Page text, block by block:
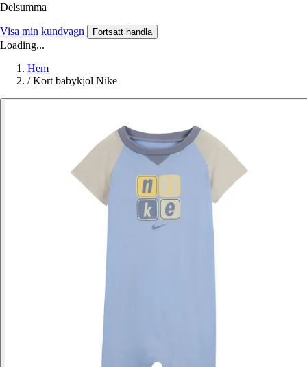
Delsumma
Visa min kundvagn Fortsätt handla
Loading...
Hem
/ Kort babykjol Nike